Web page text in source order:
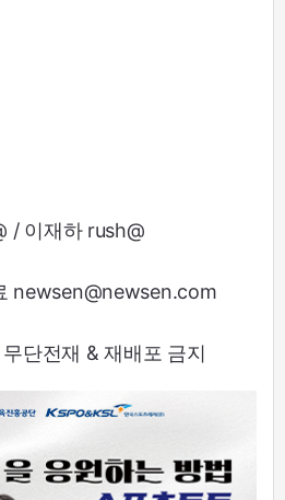
/ 이재하 rush@
newsen@newsen.com
단전재 & 재배포 금지